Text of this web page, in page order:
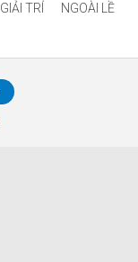
GIẢI TRÍ
NGOÀI LỀ